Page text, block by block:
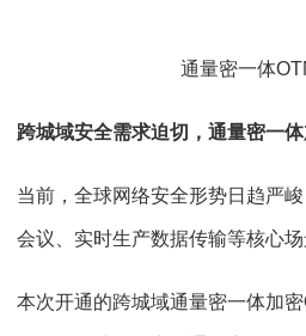
通量密一体
跨城域安全需求迫切，通量密一
当前，全球网络安全形势日趋严
会议、实时生产数据传输等核心场
本次开通的跨城域通量密一体加